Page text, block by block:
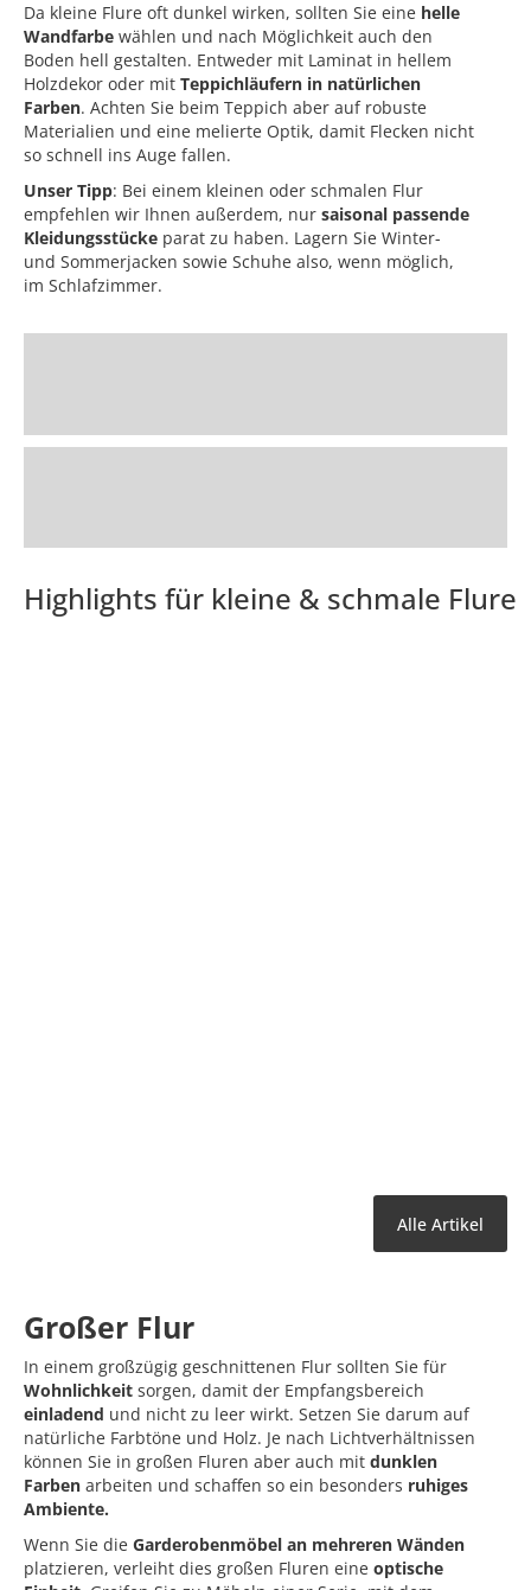
Da kleine Flure oft dunkel wirken, sollten Sie eine helle
Wandfarbe wählen und nach Möglichkeit auch den
Boden hell gestalten. Entweder mit Laminat in hellem
Holzdekor oder mit Teppichläufern in natürlichen
Farben. Achten Sie beim Teppich aber auf robuste
Materialien und eine melierte Optik, damit Flecken nicht
so schnell ins Auge fallen.
Unser Tipp: Bei einem kleinen oder schmalen Flur
empfehlen wir Ihnen außerdem, nur saisonal passende
Kleidungsstücke parat zu haben. Lagern Sie Winter-
und Sommerjacken sowie Schuhe also, wenn möglich,
im Schlafzimmer.
Highlights für kleine & schmale Flure
Alle Artikel
Großer Flur
In einem großzügig geschnittenen Flur sollten Sie für
Wohnlichkeit sorgen, damit der Empfangsbereich
einladend und nicht zu leer wirkt. Setzen Sie darum auf
natürliche Farbtöne und Holz. Je nach Lichtverhältnissen
können Sie in großen Fluren aber auch mit dunklen
Farben arbeiten und schaffen so ein besonders ruhiges
Ambiente.
Wenn Sie die Garderobenmöbel an mehreren Wänden
platzieren, verleiht dies großen Fluren eine optische